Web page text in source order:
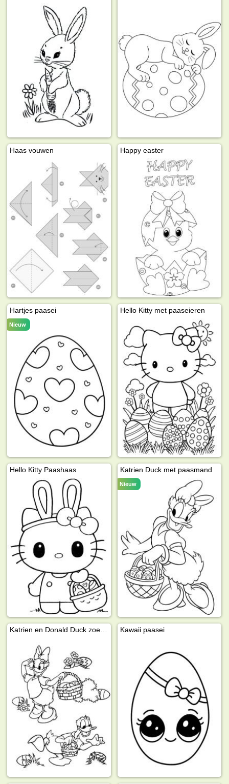
Haas vouwen Happy easter
Hartjes paasei
Nieuw
Hello Kitty met paaseieren
Hello Kitty Paashaas Katrien Duck met paasmand
Nieuw
Kawaii paasei